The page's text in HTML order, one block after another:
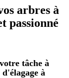
arbres à
passionné
tâche à
à